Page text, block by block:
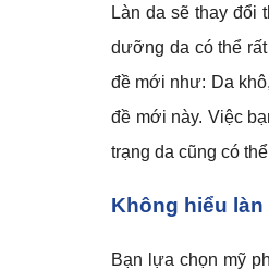
Làn da sẽ thay đổi
dưỡng da có thể
đề mới như: Da
đề mới này. Việc
trạng da cũng có
Không hiểu
Bạn lựa chọn mỹ